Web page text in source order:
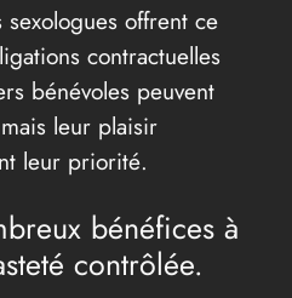
offrent ce
contractuelles
bénévoles peuvent
leur plaisir
leur priorité.
bénéfices à
contrôlée.